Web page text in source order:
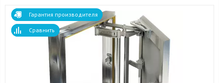
Гарантия производителя
Сравнить